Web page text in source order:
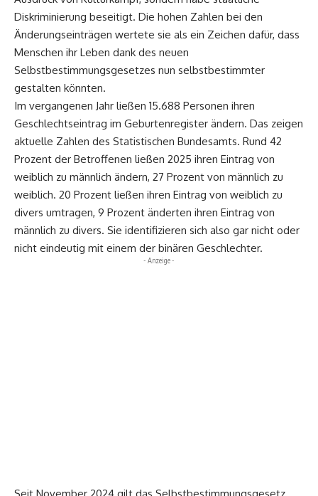
Diskriminierung beseitigt. Die hohen Zahlen bei den
Änderungseinträgen wertete sie als ein Zeichen dafür, dass
Menschen ihr Leben dank des neuen
Selbstbestimmungsgesetzes nun selbstbestimmter
gestalten könnten.
Im vergangenen Jahr ließen 15.688 Personen ihren
Geschlechtseintrag im Geburtenregister ändern. Das zeigen
aktuelle Zahlen des Statistischen Bundesamts. Rund 42
Prozent der Betroffenen ließen 2025 ihren Eintrag von
weiblich zu männlich ändern, 27 Prozent von männlich zu
weiblich. 20 Prozent ließen ihren Eintrag von weiblich zu
divers umtragen, 9 Prozent änderten ihren Eintrag von
männlich zu divers. Sie identifizieren sich also gar nicht oder
nicht eindeutig mit einem der binären Geschlechter.
- Anzeige -
Seit November 2024 gilt das Selbstbestimmungsgesetz